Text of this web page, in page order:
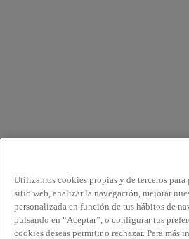
Utilizamos cookies propias y de terceros
sitio web, analizar la navegación, mejorar
personalizada en función de tus hábitos de
pulsando en “Aceptar”, o configurar tus
cookies deseas permitir o rechazar. Para más